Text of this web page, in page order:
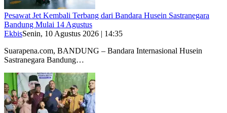
Pesawat Jet Kembali Terbang dari Bandara Husein Sastranegara
Bandung Mulai 14 Agustus
EkbisSenin, 10 Agustus 2026 | 14:35
Suarapena.com, BANDUNG – Bandara Internasional Husein
Sastranegara Bandung…